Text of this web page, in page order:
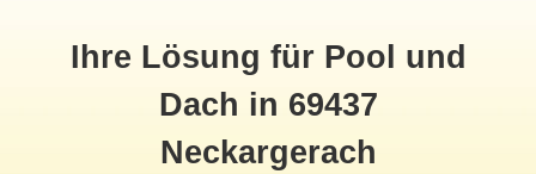
Ihre Lösung für Pool und
Dach in 69437
Neckargerach